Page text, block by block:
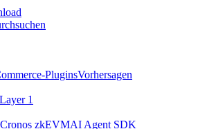
PluginsVorhersagen
1
Cronos zkEVMAI Agent SDK